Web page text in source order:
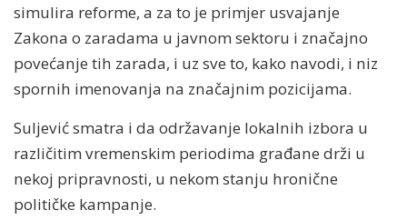
simulira reforme, a za to je primjer usvajanje
Zakona o zaradama u javnom sektoru i značajno
povećanje tih zarada, i uz sve to, kako navodi, i niz
spornih imenovanja na značajnim pozicijama.
Suljević smatra i da održavanje lokalnih izbora u
različitim vremenskim periodima građane drži u
nekoj pripravnosti, u nekom stanju hronične
političke kampanje.